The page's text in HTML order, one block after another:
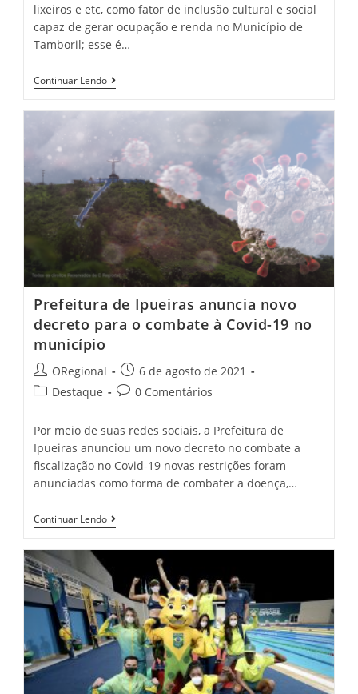
lixeiros e etc, como fator de inclusão cultural e social
capaz de gerar ocupação e renda no Município de
Tamboril; esse é…
Continuar LendoPrefeitura
De
Para
Curso
De
Artesanato
Com
Palha
Da
Carnaúba
Prefeitura de Ipueiras anuncia novo
decreto para o combate à Covid-19 no
município
Post
author:
ORegional
Post
published:
6 de agosto de 2021
PostDestaque
Post0 Comentários
Por meio de suas redes sociais, a Prefeitura de
Ipueiras anunciou um novo decreto no combate a
fiscalização no Covid-19 novas restrições foram
anunciadas como forma de combater a doença,…
Continuar LendoPrefeitura
De
Novo
Decreto
Para
O
Combate
À
Covid-
No
Município